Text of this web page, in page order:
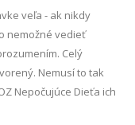
veľa - ak nikdy
nemožné vedieť
Celý
Nemusí to tak
Nepočujúce Dieťa ich